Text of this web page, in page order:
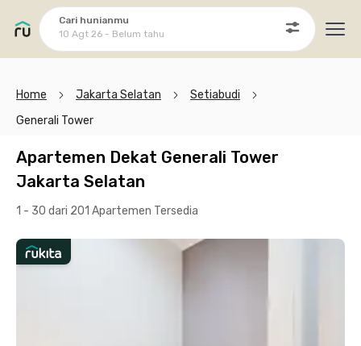
Cari hunianmu
10 Agt 26 - Belum tahu
Home Jakarta Selatan
Setiabudi
Generali Tower
Apartemen Dekat Generali Tower
Jakarta Selatan
1 - 30 dari 201 Apartemen Tersedia